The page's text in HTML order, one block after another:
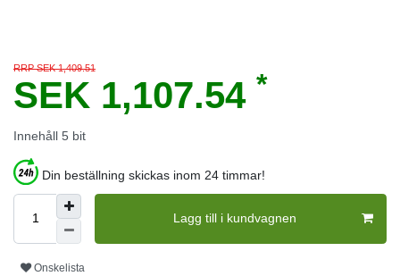
RRP SEK 1,409.51
SEK 1,107.54 *
Innehåll 5 bit
Din beställning skickas inom 24 timmar!
Lagg till i kundvagnen
Onskelista